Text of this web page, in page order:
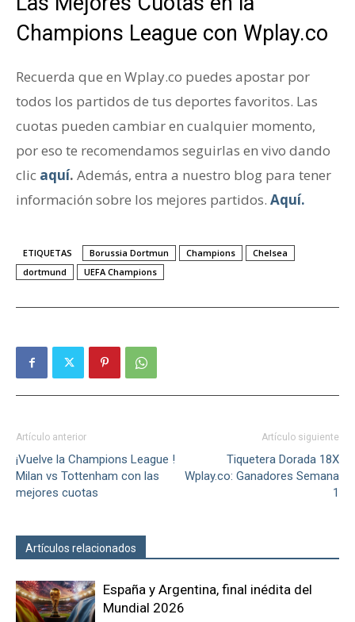
Champions League con Wplay.co
Recuerda que en Wplay.co puedes apostar por
todos los partidos de tus deportes favoritos. Las
cuotas pueden cambiar en cualquier momento,
por eso te recomendamos seguirlas en vivo dando
clic aquí. Además, entra a nuestro blog para tener
información sobre los mejores partidos. Aquí.
ETIQUETAS Borussia Dortmun Champions
Chelsea
dortmund
UEFA Champions
Artículo anterior
¡Vuelve la Champions League !
Milan vs Tottenham con las
mejores cuotas
Artículo siguiente
Tiquetera Dorada 18X
Wplay.co: Ganadores Semana
1
Artículos relacionados
España y Argentina, final inédita del
Mundial 2026